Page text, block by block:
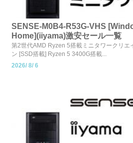
SENSE-M0B4-R53G-VHS
Home](iiyama)激安セール一覧
第2世代AMD Ryzen 5搭載ミニタワークリエ
ン [SSD搭載] Ryzen 5 3400G搭載...
2026/ 8/ 6